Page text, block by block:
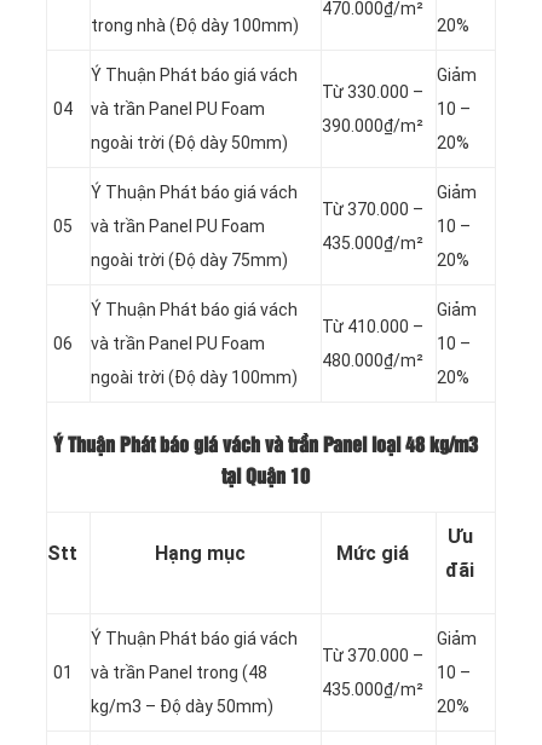
trong nhà (Độ dày 100mm)
470.000₫/m²
20%
04
Ý Thuận Phát báo giá vách
và trần Panel PU Foam
ngoài trời (Độ dày 50mm)
Từ 330.000 –
390.000₫/m²
Giảm
10 –
20%
05
Ý Thuận Phát báo giá vách
và trần Panel PU Foam
ngoài trời (Độ dày 75mm)
Từ 370.000 –
435.000₫/m²
Giảm
10 –
20%
06
Ý Thuận Phát báo giá vách
và trần Panel PU Foam
ngoài trời (Độ dày 100mm)
Từ 410.000 –
480.000₫/m²
Giảm
10 –
20%
Ý Thuận Phát báo giá vách và trần Panel loại 48 kg/m3
tại Quận 10
Stt Hạng mục Mức giá
Ưu
đãi
01
Ý Thuận Phát báo giá vách
và trần Panel trong (48
kg/m3 – Độ dày 50mm)
Từ 370.000 –
435.000₫/m²
Giảm
10 –
20%